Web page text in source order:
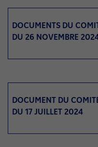
DOCUMENTS DU
DU 26 NOVEMBRE
DOCUMENT DU
DU 17 JUILLET 2024